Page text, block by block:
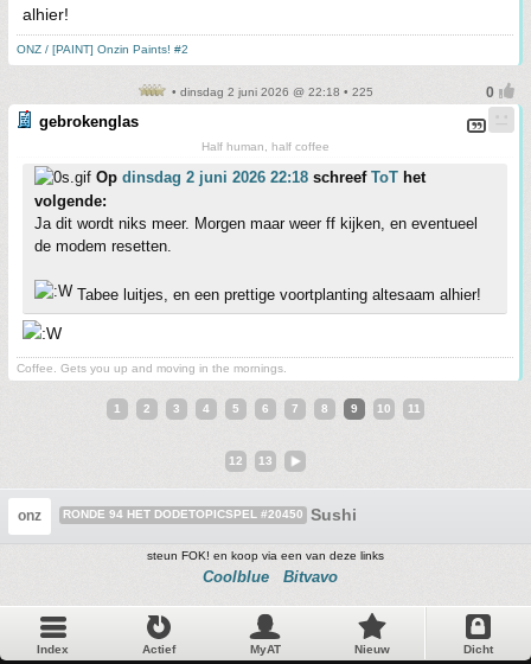
alhier!
ONZ / [PAINT] Onzin Paints! #2
• dinsdag 2 juni 2026 @ 22:18 • 225
gebrokenglas
Half human, half coffee
Op dinsdag 2 juni 2026 22:18 schreef ToT het
volgende:
Ja dit wordt niks meer. Morgen maar weer ff kijken, en eventueel
de modem resetten.
Tabee luitjes, en een prettige voortplanting altesaam alhier!
Coffee. Gets you up and moving in the mornings.
1 2 3 4 5 6 7 8 9 10 11
12 13
onz RONDE 94 HET DODETOPICSPEL #20450 Sushi
steun FOK! en koop via een van deze links
Coolblue Bitvavo
Index Actief MyAT Nieuw Dicht